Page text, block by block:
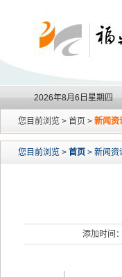
2026年8月6日星期四
您目前浏览 > 首页 > 新闻资
您目前浏览 > 首页 > 新闻资
添加时间